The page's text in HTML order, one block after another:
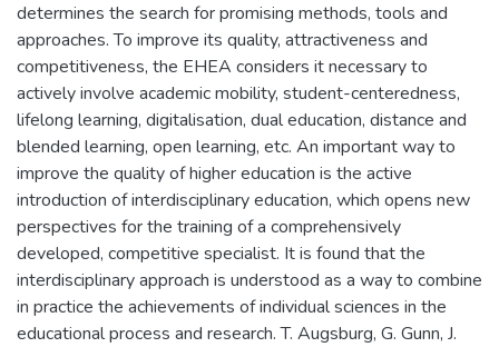
determines the search for promising methods, tools and
approaches. To improve its quality, attractiveness and
competitiveness, the EHEA considers it necessary to
actively involve academic mobility, student-centeredness,
lifelong learning, digitalisation, dual education, distance and
blended learning, open learning, etc. An important way to
improve the quality of higher education is the active
introduction of interdisciplinary education, which opens new
perspectives for the training of a comprehensively
developed, competitive specialist. It is found that the
interdisciplinary approach is understood as a way to combine
in practice the achievements of individual sciences in the
educational process and research. T. Augsburg, G. Gunn, J.